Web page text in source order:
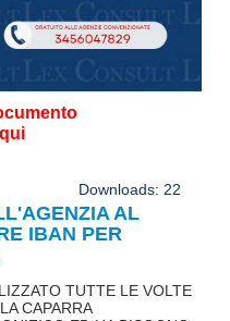
Downloads: 22
AL
IBAN PER
TUTTE LE VOLTE
CAPARRA